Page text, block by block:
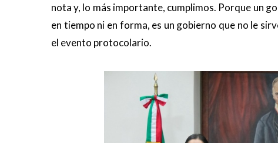
nota y, lo más importante, cumplimos. Porque un
en tiempo ni en forma, es un gobierno que no le
el evento protocolario.